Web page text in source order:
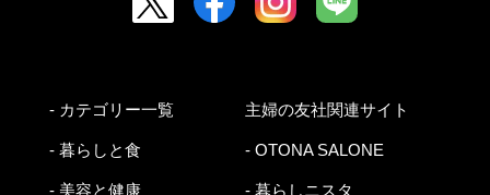
- カテゴリー一覧
- 暮らしと食
- 美容と健康
主婦の友社関連サイト
- OTONA SALONE
- 暮らしニスタ